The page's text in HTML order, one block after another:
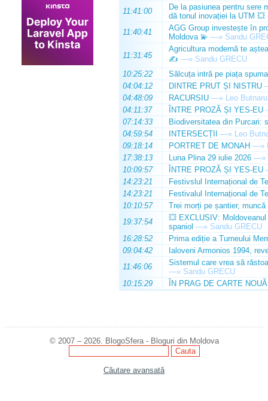
11:41:00
De la pasiunea pentru sere
dă tonul inovației la UTM 💥
11:40:41
AGG Group investește în
Moldova 💫 —» Sandu
11:31:45
Agricultura modernă te
✍️ —» Sandu GRECU
10:25:22
Sălcuța intră pe piața
04:04:12
DINTRE PRUT ȘI NISTRU
04:48:09
RACURSIU —» Leo Butnaru
04:11:37
ÎNTRE PROZĂ ȘI YES-EU
07:14:33
Biodiversitatea din Purcari:
04:59:54
INTERSECȚII —» Leo
09:18:14
PORTRET DE MONAH —»
17:38:13
Luna Plina 29 iulie 2026 —»
10:09:57
ÎNTRE PROZĂ ȘI YES-EU
14:23:21
Festivslul Internațional de
14:23:21
Festivalul Internațional de
10:10:57
Trei morți pe șantier, muncă
19:37:54
💥 EXCLUSIV:
spaniol —» Sandu GRECU
16:28:52
Prima ediție a Turneului
09:04:42
Ialoveni Armonios 1994,
11:46:06
Sistemul care vrea să
—» Sandu GRECU
10:15:29
ÎN PRAG DE CARTE NOUĂ
© 2007 – 2026. BlogoSfera - Bloguri din Moldova
Căutare avansată